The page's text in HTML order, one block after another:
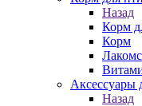
Назад
Корм
Корм
Аксессуары
Назад